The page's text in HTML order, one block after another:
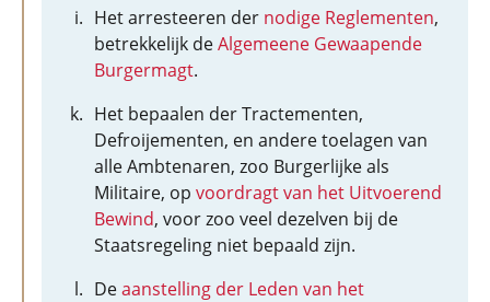
Het arresteeren der nodige Reglementen,
betrekkelijk deAlgemeene Gewaapende
Burgermagt.
Het bepaalen der Tractementen,
Defroijementen, en andere toelagen van
alle Ambtenaren, zoo Burgerlijke als
Militaire, op voordragt van het Uitvoerend
Bewind, voor zoo veel dezelven bij de
Staatsregeling niet bepaald zijn.
Deaanstelling der Leden van het